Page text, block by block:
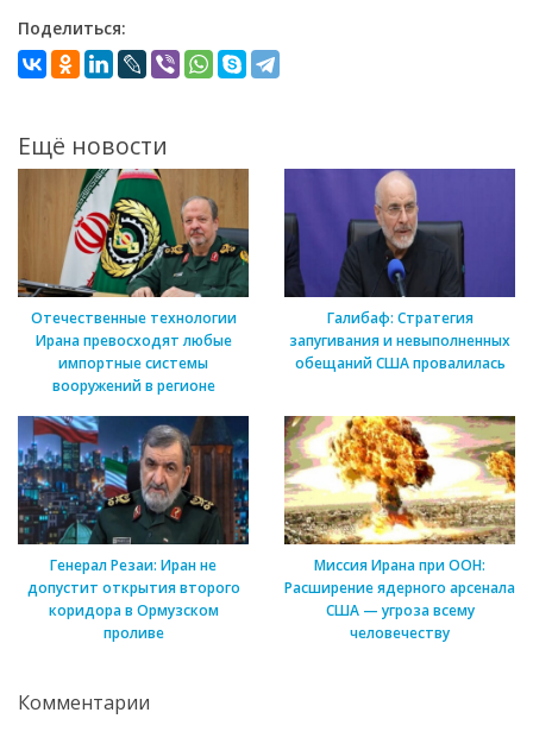
Поделиться:
Ещё новости
Отечественные технологии
Ирана превосходят любые
импортные системы
вооружений в регионе
Галибаф: Стратегия
запугивания и невыполненных
обещаний США провалилась
Генерал Резаи: Иран не
допустит открытия второго
коридора в Ормузском
проливе
Миссия Ирана при ООН:
Расширение ядерного арсенала
США — угроза всему
человечеству
Комментарии